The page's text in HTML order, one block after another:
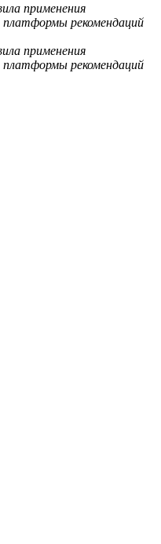
применения
рекомендаций
применения
рекомендаций